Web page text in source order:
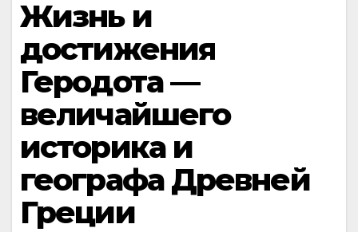
Жизнь и
достижения
Геродота —
величайшего
историка и
географа Древней
Греции